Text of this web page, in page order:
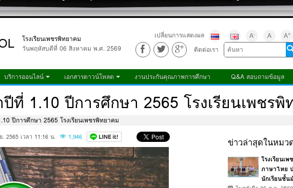
โรงเรียนเพชรพิทยาคม
วันพฤหัสบดีที่ 06 สิงหาคม พ.ศ. 2569
เปลี่ยนการแสดงผล A- A A+
ติดต่อเรา
บริการออนไลน์ เอกสารดาวน์โหลด งานประกันคุณภาพการศึกษา Q&A สอบถามข้อมูล
1.10 ปีการศึกษา 2565 โรงเรียนเพชรพิ
ปีการศึกษา 2565 โรงเรียนเพชรพิทยาคม
. 2565 เวลา 11:16 น. 1,946 ข่าวล่าสุดในหมว
โรงเรียนเ
ภาษาไทย
นักเรียนชั้